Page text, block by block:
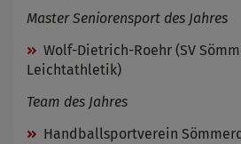
Master Seniorensport des Jahres
Wolf-Dietrich-Roehr (SV
Leichtathletik)
Team des Jahres
Handballsportverein